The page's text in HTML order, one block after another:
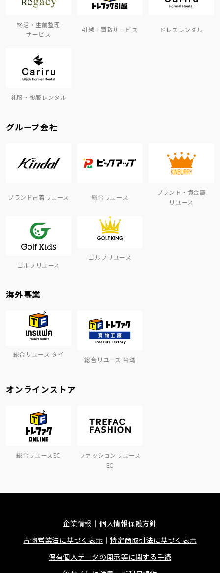
終活・生前整理
サービス
引越＋買取サービス ドレスレンタル
礼服・喪服レンタル
グループ会社
ブランド古着リユース 総合リユース
ブランド・貴金属
リユース
ゴルフリユース
ゴルフリユース
海外事業
総合リユース タイ
総合リユース 台湾
オンラインストア
総合リユースEC
ファッションリユース
EC
企業情報
個人情報保護方針
古物営業法に基づく表示
特定商取引法に基づく表示
保有個人データの開示等に関する手続